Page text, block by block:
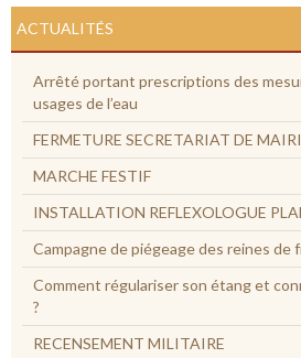
ACTUALITÉS
Arrêté portant prescriptions des
usages de l’eau
FERMETURE SECRETARIAT DE
MARCHE FESTIF
INSTALLATION REFLEXOLOGUE
Campagne de piégeage des reines de
Comment régulariser son étang et
?
RECENSEMENT MILITAIRE